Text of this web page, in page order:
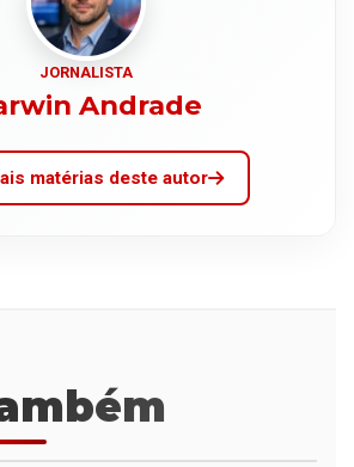
JORNALISTA
Andrade
matérias deste autor